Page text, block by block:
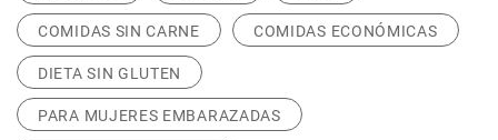
COMIDAS SIN CARNE COMIDAS ECONÓMICAS
DIETA SIN GLUTEN
PARA MUJERES EMBARAZADAS